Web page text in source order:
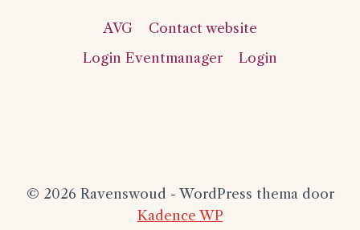
AVG
Contact website
Login Eventmanager
Login
© 2026 Ravenswoud - WordPress thema door
Kadence WP